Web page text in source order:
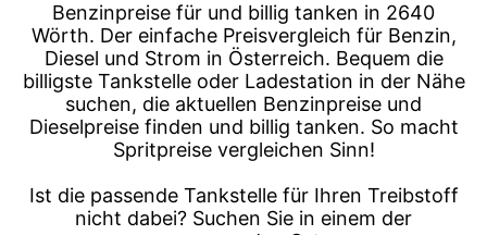
Benzinpreise für und billig tanken in 2640
Wörth. Der einfache Preisvergleich für Benzin,
Diesel und Strom in Österreich. Bequem die
billigste Tankstelle oder Ladestation in der Nähe
suchen, die aktuellen Benzinpreise und
Dieselpreise finden und billig tanken. So macht
Spritpreise vergleichen Sinn!
Ist die passende Tankstelle für Ihren Treibstoff
nicht dabei? Suchen Sie in einem der